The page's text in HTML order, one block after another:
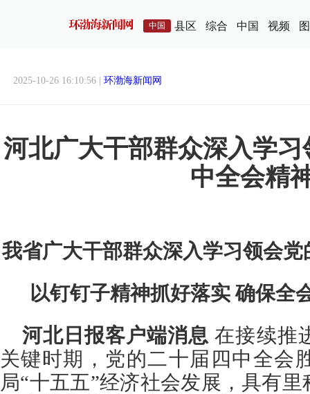
中国 县区 综合 中国 视频
2025-10-26 16:10:56 | 环渤海新闻网
河北广大干部群众深入学
中全会精
我省广大干部群众深入学习领会
以钉钉子精神抓好落实 确保全
河北日报客户端消息 在接续推
关键时期，党的二十届四中全会
局“十五五”经济社会发展，具有